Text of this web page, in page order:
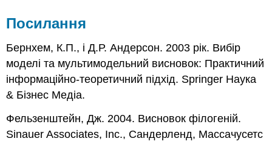
Посилання
Бернхем, К.П., і Д.Р. Андерсон. 2003 рік. Вибір
моделі та мультимодельний висновок: Практичний
інформаційно-теоретичний підхід. Springer Наука
& Бізнес Медіа.
Фельзенштейн, Дж. 2004. Висновок філогеній.
Sinauer Associates, Inc., Сандерленд, Массачусетс